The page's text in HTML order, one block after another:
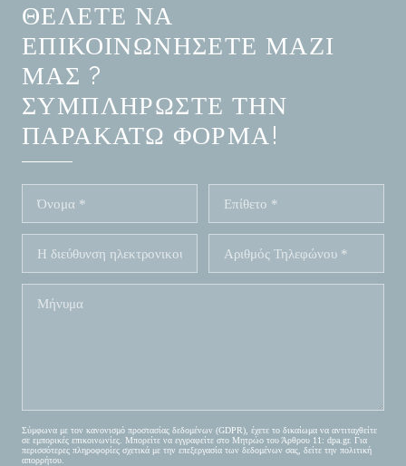
ΘΈΛΕΤΕ ΝΑ
ΕΠΙΚΟΙΝΩΝΉΣΕΤΕ ΜΑΖΊ
ΜΑΣ ?
ΣΥΜΠΛΗΡΏΣΤΕ ΤΗΝ
ΠΑΡΑΚΆΤΩ ΦΌΡΜΑ!
Σύμφωνα με τον κανονισμό προστασίας δεδομένων (GDPR), έχετε το δικαίωμα να αντιταχθείτε
σε εμπορικές επικοινωνίες. Μπορείτε να εγγραφείτε στο Μητρώο του Άρθρου 11: dpa.gr. Για
περισσότερες πληροφορίες σχετικά με την επεξεργασία των δεδομένων σας, δείτε την πολιτική
απορρήτου